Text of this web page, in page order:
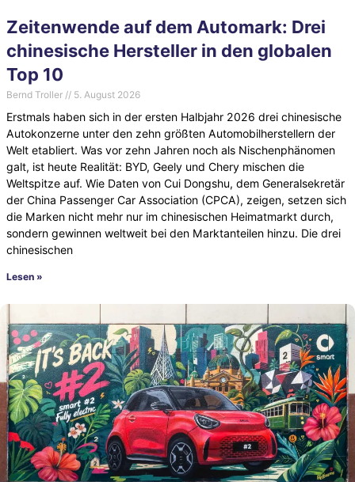
Zeitenwende auf dem Automark: Drei
chinesische Hersteller in den globalen
Top 10
Bernd Troller 5. August 2026
Erstmals haben sich in der ersten Halbjahr 2026 drei chinesische
Autokonzerne unter den zehn größten Automobilherstellern der
Welt etabliert. Was vor zehn Jahren noch als Nischenphänomen
galt, ist heute Realität: BYD, Geely und Chery mischen die
Weltspitze auf. Wie Daten von Cui Dongshu, dem Generalsekretär
der China Passenger Car Association (CPCA), zeigen, setzen sich
die Marken nicht mehr nur im chinesischen Heimatmarkt durch,
sondern gewinnen weltweit bei den Marktanteilen hinzu. Die drei
chinesischen
Lesen »